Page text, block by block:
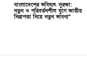
বাংলাদেশের ভবিষ্যৎ সুরক্ষা:
নতুন ও পরিবর্তনশীল যুগে জাতীয়
নিরাপত্তা নিয়ে নতুন ভাবনা”